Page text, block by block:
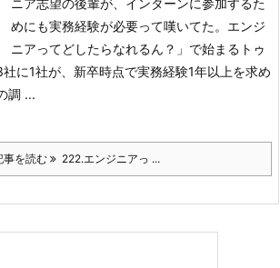
ニア志望の後輩が、インターンに参加するた
めにも実務経験が必要って嘆いてた。エンジ
ニアってどしたらなれるん？」で始まるトゥ
社に1社が、新卒時点で実務経験1年以上を求め
調 ...
事を読む 222.エンジニアっ ...